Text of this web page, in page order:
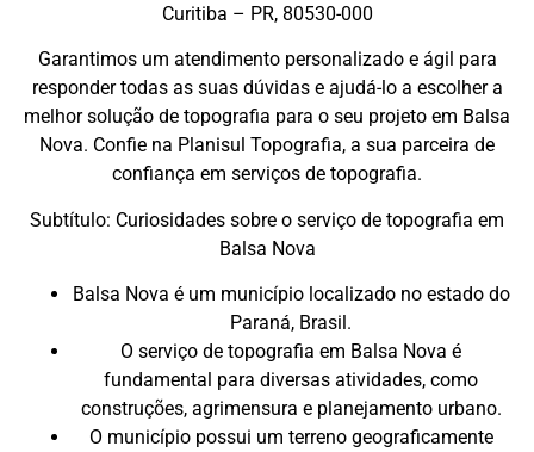
Curitiba – PR, 80530-000
Garantimos um atendimento personalizado e ágil para
responder todas as suas dúvidas e ajudá-lo a escolher a
melhor solução de topografia para o seu projeto em Balsa
Nova. Confie na Planisul Topografia, a sua parceira de
confiança em serviços de topografia.
Subtítulo: Curiosidades sobre o serviço de topografia em
Balsa Nova
Balsa Nova é um município localizado no estado do
Paraná, Brasil.
O serviço de topografia em Balsa Nova é
fundamental para diversas atividades, como
construções, agrimensura e planejamento urbano.
O município possui um terreno geograficamente